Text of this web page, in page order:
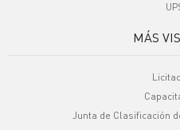
MÁS
Junta de Clasificación